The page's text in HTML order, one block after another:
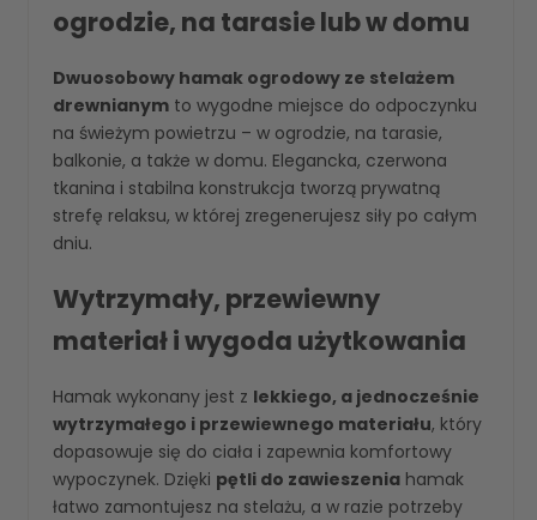
ogrodzie, na tarasie lub w domu
Dwuosobowy hamak ogrodowy ze stelażem
drewnianym to wygodne miejsce do odpoczynku
na świeżym powietrzu – w ogrodzie, na tarasie,
balkonie, a także w domu. Elegancka, czerwona
tkanina i stabilna konstrukcja tworzą prywatną
strefę relaksu, w której zregenerujesz siły po całym
dniu.
Wytrzymały, przewiewny
materiał i wygoda użytkowania
Hamak wykonany jest z lekkiego, a jednocześnie
wytrzymałego i przewiewnego materiału, który
dopasowuje się do ciała i zapewnia komfortowy
wypoczynek. Dzięki pętli do zawieszenia hamak
łatwo zamontujesz na stelażu, a w razie potrzeby